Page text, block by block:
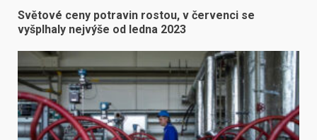
Světové ceny potravin rostou, v červenci se
vyšplhaly nejvýše od ledna 2023